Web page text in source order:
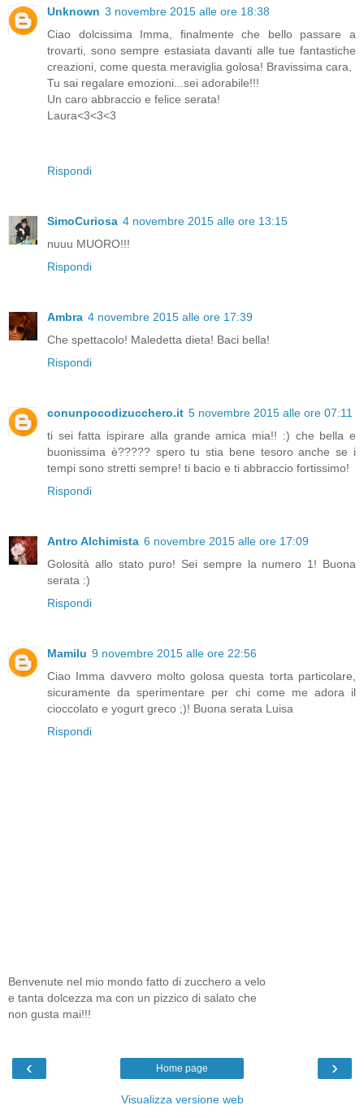
Unknown 3 novembre 2015 alle ore 18:38
Ciao dolcissima Imma, finalmente che bello passare a
trovarti, sono sempre estasiata davanti alle tue fantastiche
creazioni, come questa meraviglia golosa! Bravissima cara,
Tu sai regalare emozioni...sei adorabile!!!
Un caro abbraccio e felice serata!
Laura<3<3<3
Rispondi
SimoCuriosa 4 novembre 2015 alle ore 13:15
nuuu MUORO!!!
Rispondi
Ambra 4 novembre 2015 alle ore 17:39
Che spettacolo! Maledetta dieta! Baci bella!
Rispondi
conunpocodizucchero.it 5 novembre 2015 alle ore 07:11
ti sei fatta ispirare alla grande amica mia!! :) che bella e
buonissima è????? spero tu stia bene tesoro anche se i
tempi sono stretti sempre! ti bacio e ti abbraccio fortissimo!
Rispondi
Antro Alchimista 6 novembre 2015 alle ore 17:09
Golosità allo stato puro! Sei sempre la numero 1! Buona
serata :)
Rispondi
Mamilu 9 novembre 2015 alle ore 22:56
Ciao Imma davvero molto golosa questa torta particolare,
sicuramente da sperimentare per chi come me adora il
cioccolato e yogurt greco ;)! Buona serata Luisa
Rispondi
Benvenute nel mio mondo fatto di zucchero a velo
e tanta dolcezza ma con un pizzico di salato che
non gusta mai!!!
‹ ›
Home page
Visualizza versione web